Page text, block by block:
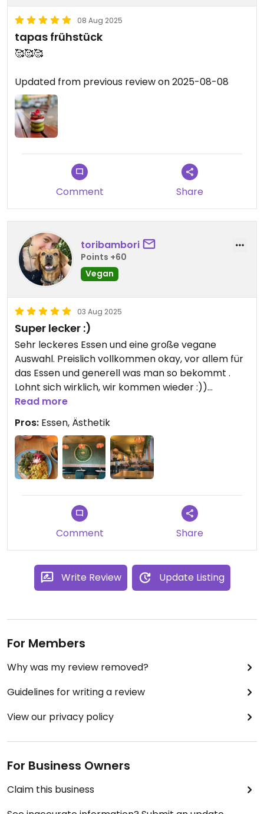
08 Aug 2025
tapas frühstück
🥰🥰🥰
Updated from previous review on 2025-08-08
Comment Share
toribambori
Points +60
Vegan
03 Aug 2025
Super lecker :)
Sehr leckeres Essen und eine große vegane
Auswahl. Preislich vollkommen okay, vor allem für
das Essen und generell was man so bekommt .
Lohnt sich wirklich, wir kommen wieder :))
Updated from previous review on 2025-08-03
Read more
Pros: Essen, Ästhetik
Comment Share
Write Review Update Listing
For Members
Why was my review removed?
Guidelines for writing a review
View our privacy policy
For Business Owners
Claim this business